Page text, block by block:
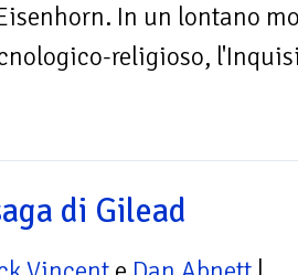
In un lontano
religioso,
di Gilead